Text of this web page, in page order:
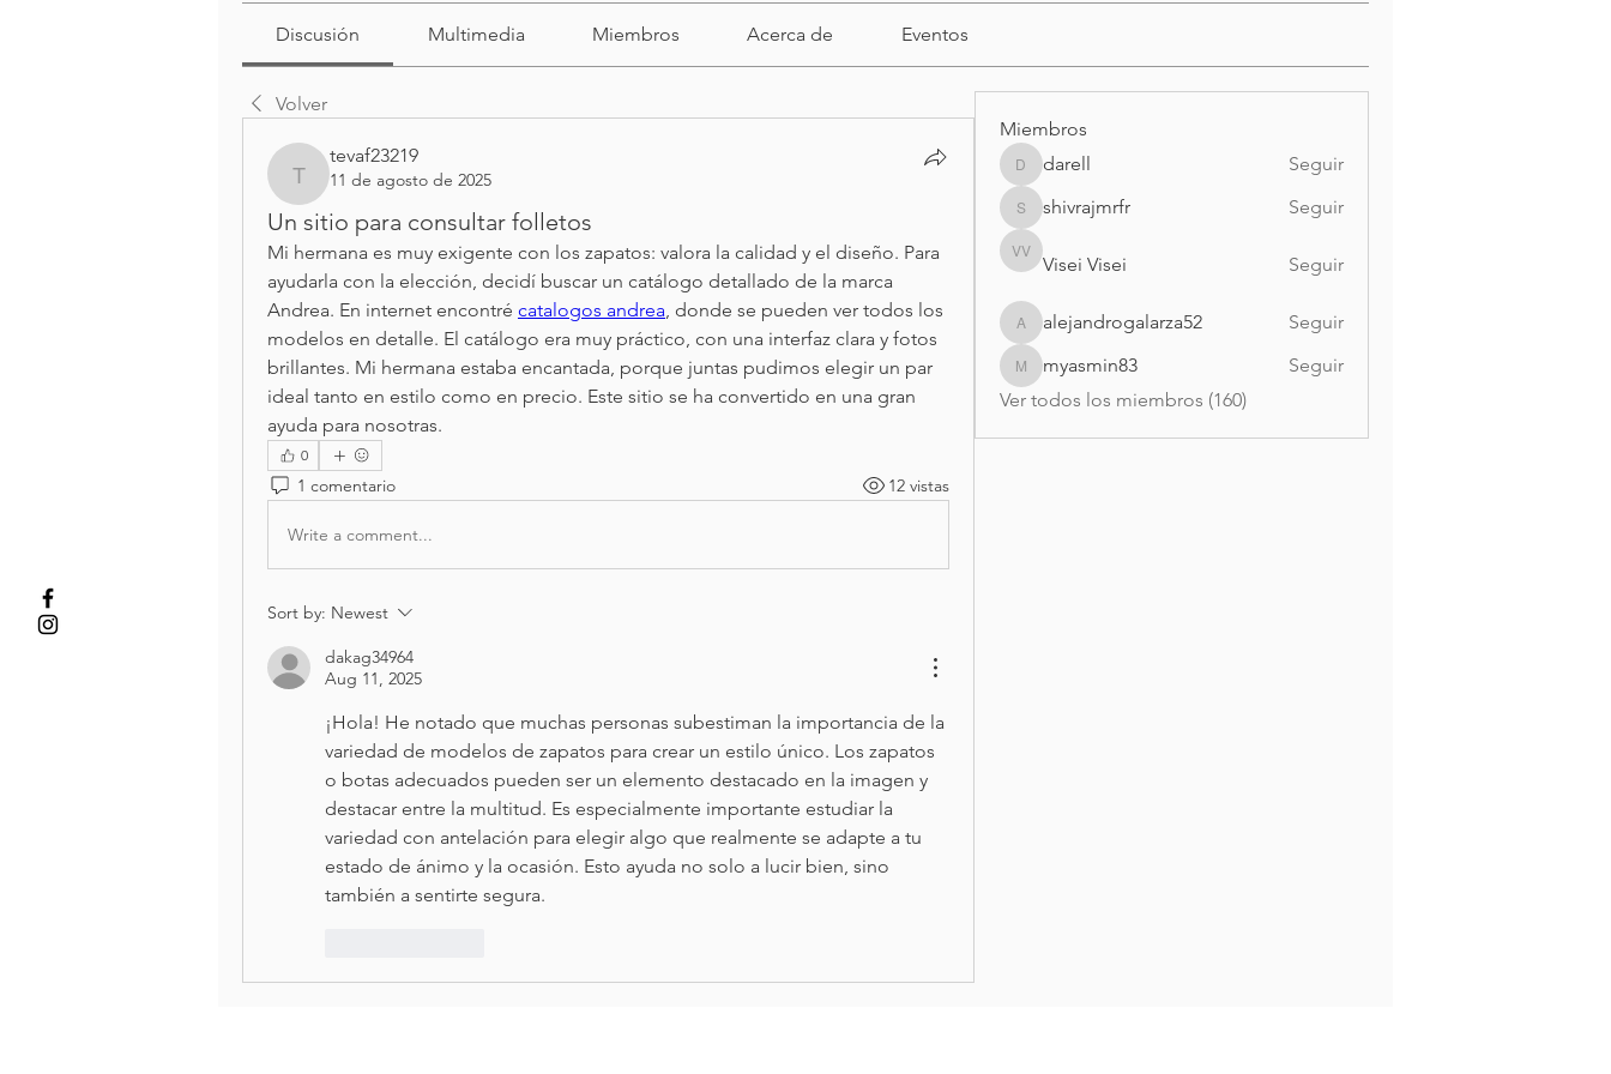
Discusión Multimedia Miembros Acerca de Eventos
Volver
tevaf23219
tevaf23219
11 de agosto de 2025
Un sitio para consultar folletos
Mi hermana es muy exigente con los zapatos: valora la calidad y el diseño. Para
ayudarla con la elección, decidí buscar un catálogo detallado de la marca
Andrea. En internet encontré catalogos andrea, donde se pueden ver todos los
modelos en detalle. El catálogo era muy práctico, con una interfaz clara y fotos
brillantes. Mi hermana estaba encantada, porque juntas pudimos elegir un par
ideal tanto en estilo como en precio. Este sitio se ha convertido en una gran
ayuda para nosotras.
0
1 comentario 12 vistas
Write a comment...
Sort by: Newest
dakag34964
Aug 11, 2025
¡Hola! He notado que muchas personas subestiman la importancia de la
variedad de modelos de zapatos para crear un estilo único. Los zapatos
o botas adecuados pueden ser un elemento destacado en la imagen y
destacar entre la multitud. Es especialmente importante estudiar la
variedad con antelación para elegir algo que realmente se adapte a tu
estado de ánimo y la ocasión. Esto ayuda no solo a lucir bien, sino
también a sentirte segura.
Miembros
darell
darell Seguir
shivrajmrfr
shivrajmrfr Seguir
Visei Visei
Visei Visei Seguir
alejandrogalarza52
alejandrogalarza52 Seguir
myasmin83
myasmin83
Seguir
Ver todos los miembros (160)